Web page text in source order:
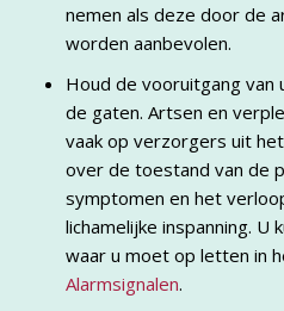
nemen als deze door de
worden aanbevolen.
Houd de vooruitgang van
de gaten. Artsen en
vaak op verzorgers uit
over de toestand van de
symptomen en het
lichamelijke inspanning. U
waar u moet op letten in
Alarmsignalen.